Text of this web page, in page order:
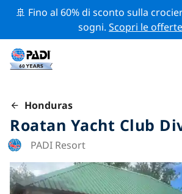
🚢 Fino al 60% di sconto sulla
sogni.Scopri le offerte
Honduras
Roatan Yacht Club
PADI Resort